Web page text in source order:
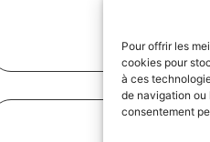
Pour offrir les
cookies pour
à ces
de navigation ou
consentement